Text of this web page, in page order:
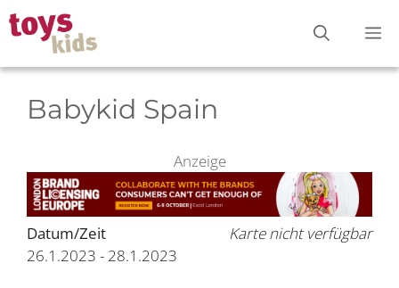
Zum
Inhalt
springen
Babykid Spain
Anzeige
Karte nicht verfügbar
Datum/Zeit
26.1.2023 - 28.1.2023